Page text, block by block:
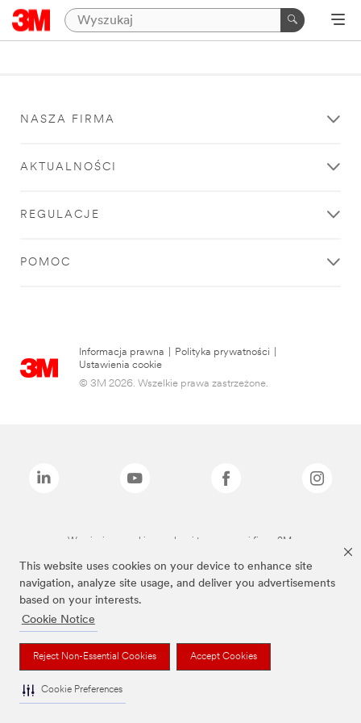
This website uses cookies on your device to enhance site
navigation, analyze site usage, and deliver you advertisements
based on your interests.
Cookie Notice
Reject Non-Essential Cookies Accept Cookies
Cookie Preferences
NASZA FIRMA
AKTUALNOŚCI
REGULACJE
POMOC
Informacja prawna Polityka prywatności
Ustawienia cookie
© 3M 2026. Wszelkie prawa zastrzeżone.
Wymienione marki są znakami towarowymi firmy 3M.